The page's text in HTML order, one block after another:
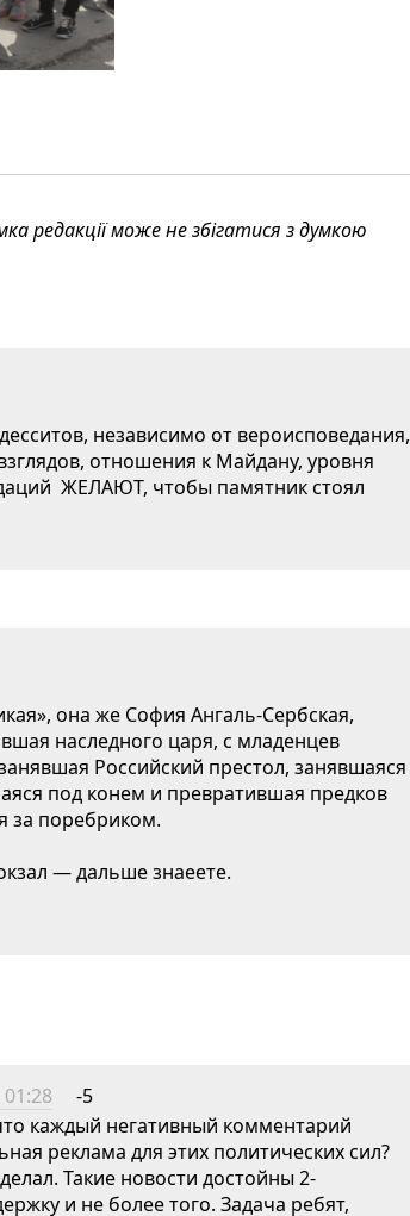
редакції може не збігатися з думкою
независимо от вероисповедания,
отношения к Майдану, уровня
ЖЕЛАЮТ, чтобы памятник стоял
она же София Ангаль-Cербская,
наследного царя, с младенцев
Российский престол, занявшаяся
под конем и превратившая предков
за поребриком.
— дальше знаеете.
-5
каждый негативный комментарий
реклама для этих политических сил?
Такие новости достойны 2-
и не более того. Задача ребят,